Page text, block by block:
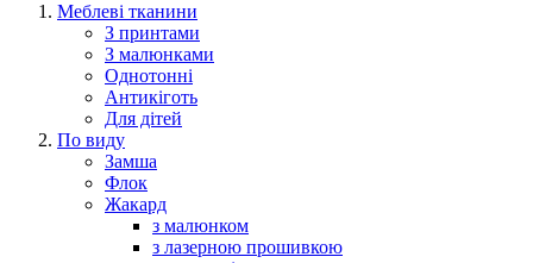
Меблеві тканини
З принтами
З малюнками
Однотонні
Антикіготь
Для дітей
По виду
Замша
Флок
Жакард
з малюнком
з лазерною прошивкою